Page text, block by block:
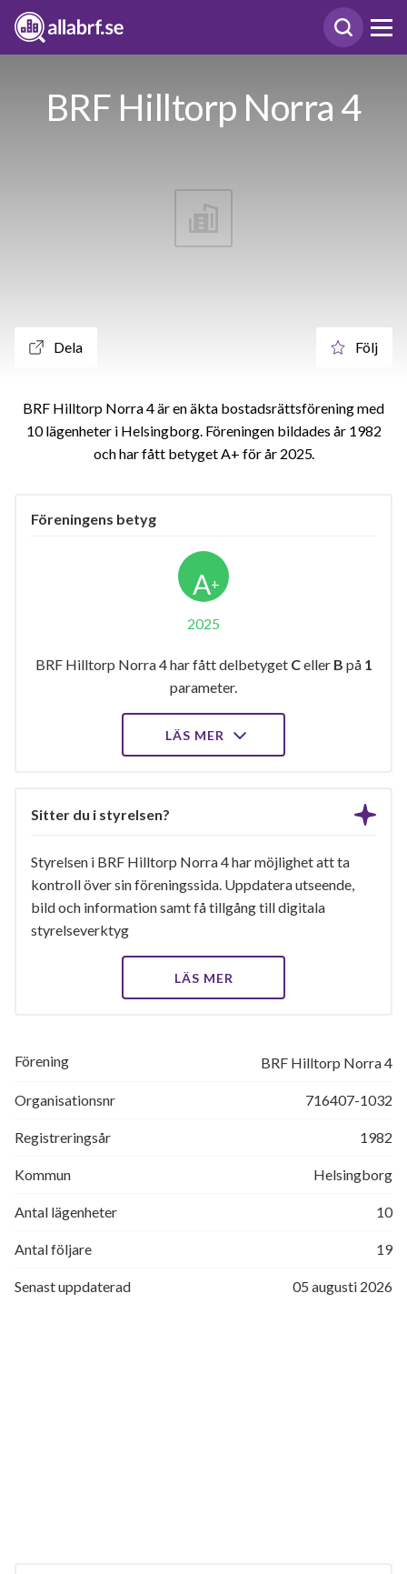
BRF Hilltorp Norra 4
Dela Följ
BRF Hilltorp Norra 4 är en äkta bostadsrättsförening med
10 lägenheter i Helsingborg. Föreningen bildades år 1982
och har fått betyget A+ för år 2025
Föreningens betyg
A+
2025
BRF Hilltorp Norra 4 har fått delbetyget Celler B på 1
parameter.
LÄS MER
Sitter du i styrelsen?
Styrelsen i BRF Hilltorp Norra 4 har möjlighet att ta
kontroll över sin föreningssida. Uppdatera utseende,
bild och information samt få tillgång till digitala
styrelseverktyg
LÄS MER
Förening BRF Hilltorp Norra 4
Organisationsnr 716407-1032
Registreringsår 1982
Kommun Helsingborg
Antal lägenheter 10
Antal följare 19
Senast uppdaterad 05 augusti 2026